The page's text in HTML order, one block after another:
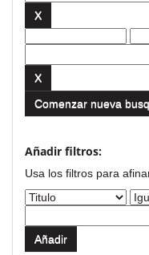
Comenzar nueva
Añadir filtros:
Usa los filtros para